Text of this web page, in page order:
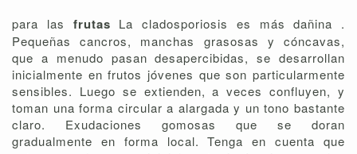
para las frutas La cladosporiosis es más dañina .
Pequeñas cancros, manchas grasosas y cóncavas,
que a menudo pasan desapercibidas, se desarrollan
inicialmente en frutos jóvenes que son particularmente
sensibles. Luego se extienden, a veces confluyen, y
toman una forma circular a alargada y un tono bastante
claro. Exudaciones gomosas que se doran
gradualmente en forma local. Tenga en cuenta que